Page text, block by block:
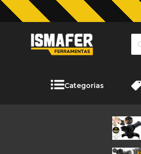
Categorias